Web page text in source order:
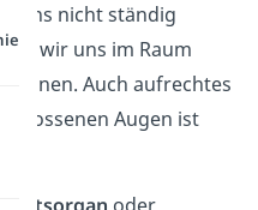
uns nicht ständig
wir uns im Raum
können. Auch aufrechtes
Augen ist